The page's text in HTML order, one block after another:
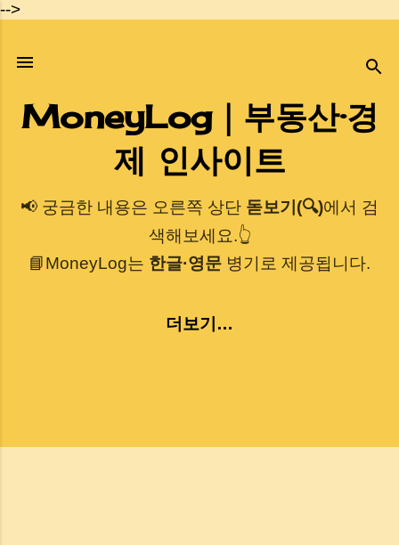
-->
기본 콘텐츠로 건너뛰기
MoneyLog｜부동산·경
제 인사이트
📢 궁금한 내용은 오른쪽 상단 돋보기(🔍)에서 검
색해보세요.👆
📘MoneyLog는 한글·영문 병기로 제공됩니다.
더보기…